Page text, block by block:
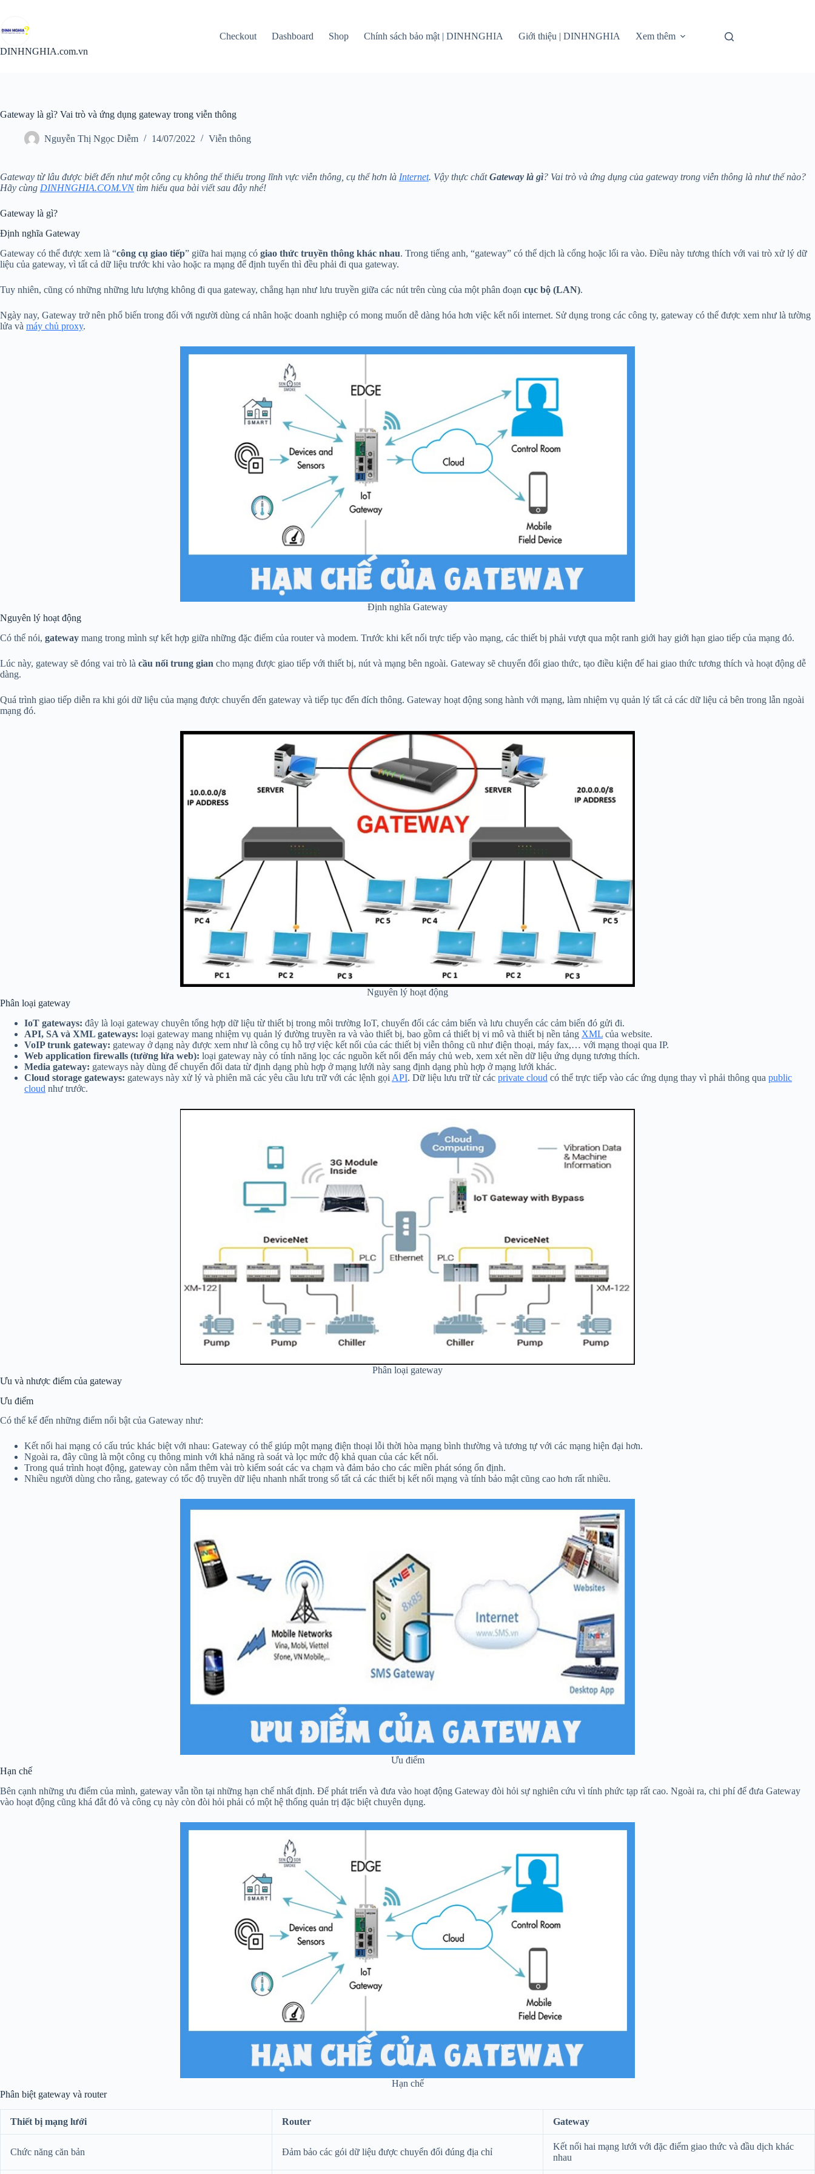
phần
nội
dung
DINHNGHIA.com.vn
Checkout Dashboard Shop Chính sách bảo mật | DINHNGHIA Giới thiệu | DINHNGHIA Xem thêm
Gateway là gì? Vai trò và ứng dụng gateway trong viễn thông
Nguyễn Thị Ngọc Diễm 14/07/2022 Viễn thông
Gateway từ lâu được biết đến như một công cụ không thể thiếu trong lĩnh vực viễn thông, cụ thể hơn là Internet. Vậy thực chấtGateway là gì? Vai trò và ứng dụng của gateway trong viễn thông là như thế nào?
Hãy cùng DINHNGHIA.COM.VNtìm hiểu qua bài viết sau đây nhé!
Gateway là gì?
Định nghĩa Gateway
Gateway có thể được xem là “công cụ giao tiếp” giữa hai mạng có giao thức truyền thông khác nhau. Trong tiếng anh, “gateway” có thể dịch là cổng hoặc lối ra vào. Điều này tương thích với vai trò xử lý dữ
liệu của gateway, vì tất cả dữ liệu trước khi vào hoặc ra mạng để định tuyến thì đều phải đi qua gateway.
Tuy nhiên, cũng có những những lưu lượng không đi qua gateway, chẳng hạn như lưu truyền giữa các nút trên cùng của một phân đoạn cục bộ (LAN).
Ngày nay, Gateway trở nên phổ biến trong đối với người dùng cá nhân hoặc doanh nghiệp có mong muốn dễ dàng hóa hơn việc kết nối internet. Sử dụng trong các công ty, gateway có thể được xem như là tường
lửa và máy chủ proxy.
Định nghĩa Gateway
Nguyên lý hoạt động
Có thể nói, gateway mang trong mình sự kết hợp giữa những đặc điểm của router và modem. Trước khi kết nối trực tiếp vào mạng, các thiết bị phải vượt qua một ranh giới hay giới hạn giao tiếp của mạng đó.
Lúc này, gateway sẽ đóng vai trò là cầu nối trung gian cho mạng được giao tiếp với thiết bị, nút và mạng bên ngoài. Gateway sẽ chuyển đổi giao thức, tạo điều kiện để hai giao thức tương thích và hoạt động dễ
dàng.
Quá trình giao tiếp diễn ra khi gói dữ liệu của mạng được chuyển đến gateway và tiếp tục đến đích thông. Gateway hoạt động song hành với mạng, làm nhiệm vụ quản lý tất cả các dữ liệu cả bên trong lẫn ngoài
mạng đó.
Nguyên lý hoạt động
Phân loại gateway
IoT gateways: đây là loại gateway chuyên tổng hợp dữ liệu từ thiết bị trong môi trường IoT, chuyển đổi các cảm biến và lưu chuyển các cảm biến đó gửi đi.
API, SA và XML gateways: loại gateway mang nhiệm vụ quản lý đường truyền ra và vào thiết bị, bao gồm cả thiết bị vi mô và thiết bị nền tảng XML của website.
VoIP trunk gateway: gateway ở dạng này được xem như là công cụ hỗ trợ việc kết nối của các thiết bị viễn thông cũ như điện thoại, máy fax,… với mạng thoại qua IP.
Web application firewalls (tường lửa web): loại gateway này có tính năng lọc các nguồn kết nối đến máy chủ web, xem xét nền dữ liệu ứng dụng tương thích.
Media gateway: gateways này dùng để chuyển đổi data từ định dạng phù hợp ở mạng lưới này sang định dạng phù hợp ở mạng lưới khác.
Cloud storage gateways: gateways này xử lý và phiên mã các yêu cầu lưu trữ với các lệnh gọi API. Dữ liệu lưu trữ từ các private cloud có thể trực tiếp vào các ứng dụng thay vì phải thông qua public
cloud như trước.
Phân loại gateway
Ưu và nhược điểm của gateway
Ưu điểm
Có thể kể đến những điểm nổi bật của Gateway như:
Kết nối hai mạng có cấu trúc khác biệt với nhau: Gateway có thể giúp một mạng điện thoại lỗi thời hòa mạng bình thường và tương tự với các mạng hiện đại hơn.
Ngoài ra, đây cũng là một công cụ thông minh với khả năng rà soát và lọc mức độ khả quan của các kết nối.
Trong quá trình hoạt động, gateway còn nắm thêm vài trò kiểm soát các va chạm và đảm bảo cho các miền phát sóng ổn định.
Nhiều người dùng cho rằng, gateway có tốc độ truyền dữ liệu nhanh nhất trong số tất cả các thiết bị kết nối mạng và tính bảo mật cũng cao hơn rất nhiều.
Ưu điểm
Hạn chế
Bên cạnh những ưu điểm của mình, gateway vẫn tồn tại những hạn chế nhất định. Để phát triển và đưa vào hoạt động Gateway đòi hỏi sự nghiên cứu vì tính phức tạp rất cao. Ngoài ra, chi phí để đưa Gateway
vào hoạt động cũng khá đắt đỏ và công cụ này còn đòi hỏi phải có một hệ thống quản trị đặc biệt chuyên dụng.
Hạn chế
Phân biệt gateway và router
Thiết bị mạng lưới Router Gateway
Chức năng căn bản Đảm bảo các gói dữ liệu được chuyển đổi đúng địa chỉ
Kết nối hai mạng lưới với đặc điểm giao thức và đầu dịch khác
nhau